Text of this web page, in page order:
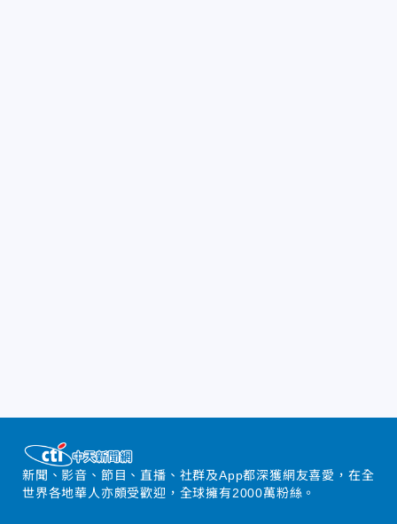
新聞、影音、節目、直播、社群及App都深獲網友喜愛，在全
世界各地華人亦頗受歡迎，全球擁有2000萬粉絲。